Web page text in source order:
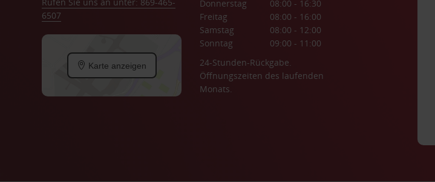
6507
Karte anzeigen
Donnerstag
08:00 - 16:30
Freitag
08:00 - 16:00
Samstag
08:00 - 12:00
Sonntag
09:00 - 11:00
24-Stunden-Rückgabe.
Öffnungszeiten des laufenden
Monats.